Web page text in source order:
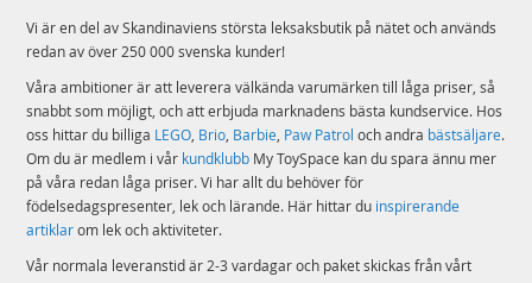
Vi är en del av Skandinaviens största leksaksbutik på nätet och används
redan av över 250 000 svenska kunder!
Våra ambitioner är att leverera välkända varumärken till låga priser, så
snabbt som möjligt, och att erbjuda marknadens bästa kundservice. Hos
oss hittar du billiga LEGO, Brio, Barbie, Paw Patrol och andra bästsäljare.
Om du är medlem i vår kundklubb My ToySpace kan du spara ännu mer
på våra redan låga priser. Vi har allt du behöver för
födelsedagspresenter, lek och lärande. Här hittar du inspirerande
artiklarom lek och aktiviteter.
Vår normala leveranstid är 2-3 vardagar och paket skickas från vårt